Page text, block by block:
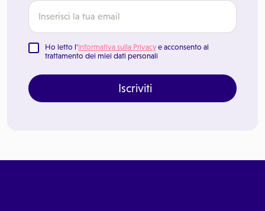
Ho letto l'Informativa sulla Privacy e acconsento al
trattamento dei miei dati personali
Iscriviti